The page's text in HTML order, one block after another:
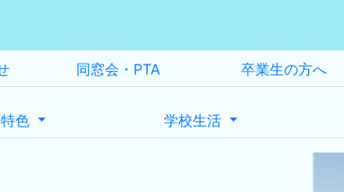
同窓会・PTA 卒業生の方へ
色 学校生活